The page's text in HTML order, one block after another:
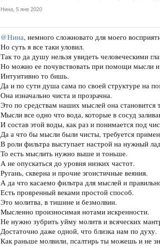
Нина 5 янв 2020
@Нина, немного сложновато для моего
Но суть я все таки уловил.
Так то да душу нельзя увидеть человеческими
Но можно ее почувствовать при помощи мысли и
Интуитивно то бишь.
Да и по сути душа сама по своей структуре на
Она изначально чиста и прозрачна.
Это по средствам наших мыслей она становится
Мысли все одно что вода, которые в сосуд
И состав этой воды, как раз и понимается под
Да а что бы мысли были чисты, требуется
В роли фильтра выступает настрой на нужный
То есть мыслить нужно выше и тоньше.
А не опускаться до уровня низких частот.
Ругань, скверна и прочие эгоистичные веяния.
А да что касаемо фильтра для мыслей и
Есть провренный веками простой способ.
Это молитва, в тишине и безмолвии.
Мысленно произносимая нотами искренности.
Не нужно зубрить уйму молитв и всяческих
Достаточно даже одной, что близка нам по духу.
Как раньше молвили, псалтирь ты можешь и не